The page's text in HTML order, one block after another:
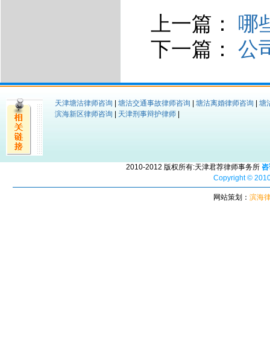
上一篇： 哪
下一篇： 公
天津塘沽律师咨询 塘沽交通事故律师咨询 塘沽离婚律师咨询
塘
滨海新区律师咨询
天津刑事辩护律师
2010-2012 版权所有:天津君荐律师事务所
Copyright ©
网站策划： 滨海